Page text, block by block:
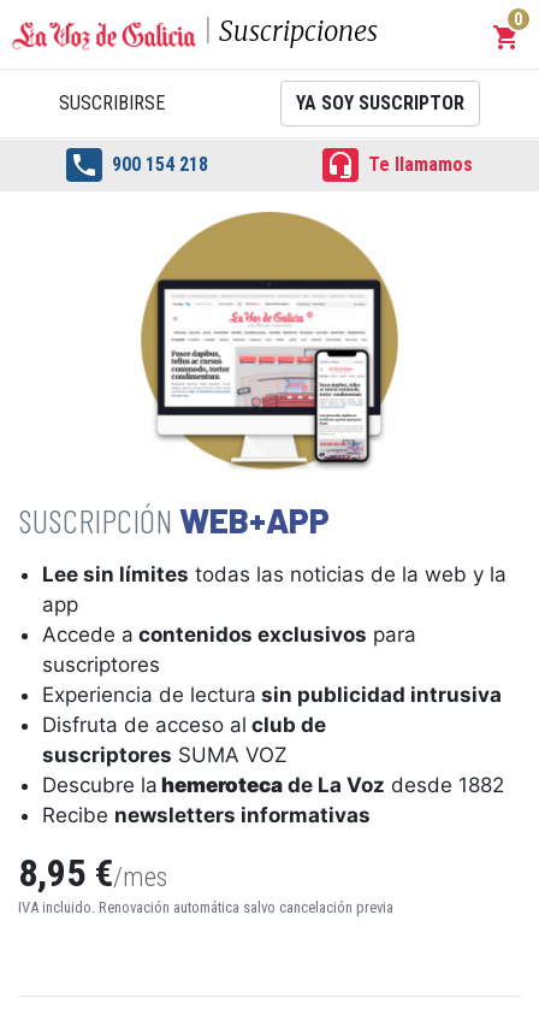
Suscripciones shopping_cart
0
SUSCRIBIRSE YA SOY SUSCRIPTOR
 900 154 218  Te llamamos
WEB+APP
Lee sin límites todas las noticias de la web y la
app
Accede a contenidos exclusivos para
suscriptores
Experiencia de lectura sin publicidad intrusiva
Disfruta de acceso al club de
suscriptores SUMA VOZ
Descubre la hemeroteca de La Voz desde 1882
Recibe newsletters informativas
8,95 €/mes
IVA incluido. Renovación automática salvo cancelación previa